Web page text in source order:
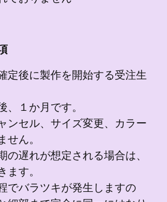
定後に製作を開始する受注生
、１か月です。
ンセル、サイズ変更、カラー
ん。
の遅れが想定される場合は、
す。
でバラツキが発生しますの